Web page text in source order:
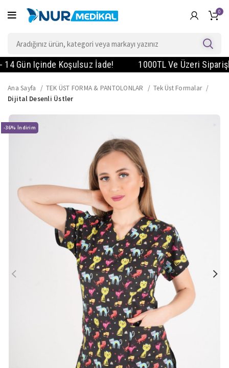
0
Içinde Koşulsuz İade! 1000TL Ve Üzeri
Ana Sayfa TEK ÜST FORMA & PANTOLONLAR
Tek Üst Formalar
Dijital Desenli Üstler
-36%